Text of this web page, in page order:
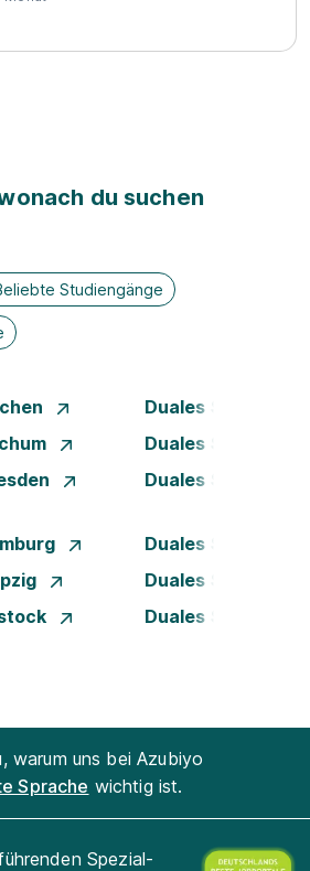
du suchen
Studiengänge
Duales Studium
Duales Studium
Duales Studium
Duales Studium
Duales Studium
Duales Studium
warum uns bei Azubiyo
Sprache wichtig ist.
Spezial-